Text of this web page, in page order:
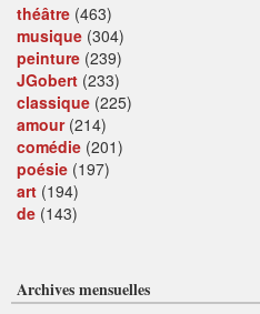
théâtre (463)
musique (304)
peinture (239)
JGobert (233)
classique (225)
amour(214)
comédie (201)
poésie (197)
art (194)
de (143)
Archives mensuelles